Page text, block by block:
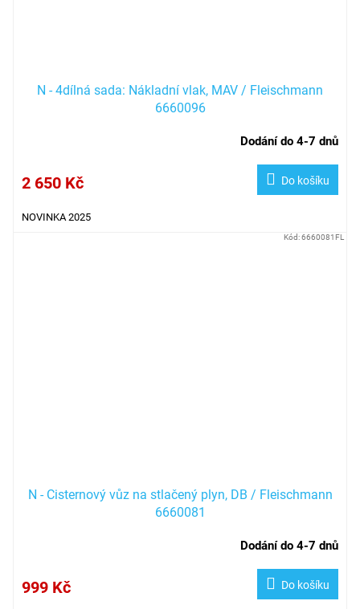
N - 4dílná sada: Nákladní vlak, MAV / Fleischmann
6660096
Dodání do 4-7 dnů
2 650 Kč Do košíku
NOVINKA 2025
N - Cisternový vůz na stlačený plyn, DB / Fleischmann
6660081
Dodání do 4-7 dnů
999 Kč Do košíku
Kód:6660081FL